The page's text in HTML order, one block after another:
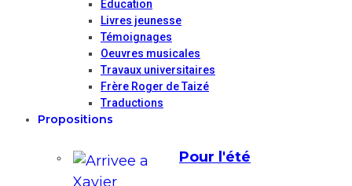
Education
Livres jeunesse
Témoignages
Oeuvres musicales
Travaux universitaires
Frère Roger de Taizé
Traductions
Propositions
Pour l'été